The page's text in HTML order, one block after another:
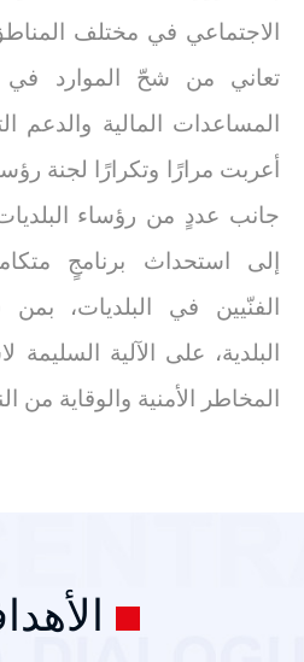
الاجتماعي في مختلف
تعاني من شحّ الموارد في
المساعدات المالية والدعم
أعربت مرارًا وتكرارًا لجنة
جانب عددٍ من رؤساء
إلى استحداث برنامجٍ
الفنّيين في البلديات،
البلدية، على الآلية السليمة
المخاطر الأمنية والوقاية من